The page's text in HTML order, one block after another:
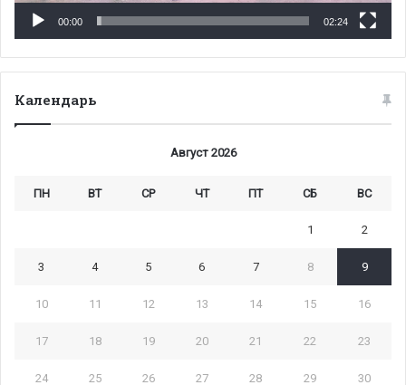
00:00 02:24
Календарь
Август 2026
ПН ВТ СР ЧТ ПТ СБ ВС
1 2
3 4 5 6 7 8 9
10 11 12 13 14 15 16
17 18 19 20 21 22 23
24 25 26 27 28 29 30